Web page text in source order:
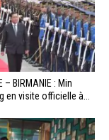
– BIRMANIE : Min
en visite officielle à...